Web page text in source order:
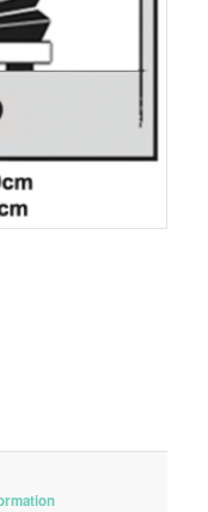
						Additional information